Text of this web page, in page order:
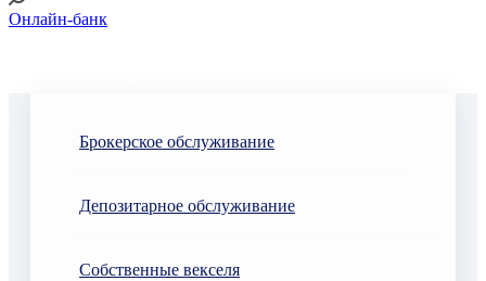
Онлайн-банк
Брокерское обслуживание
Депозитарное обслуживание
Собственные векселя